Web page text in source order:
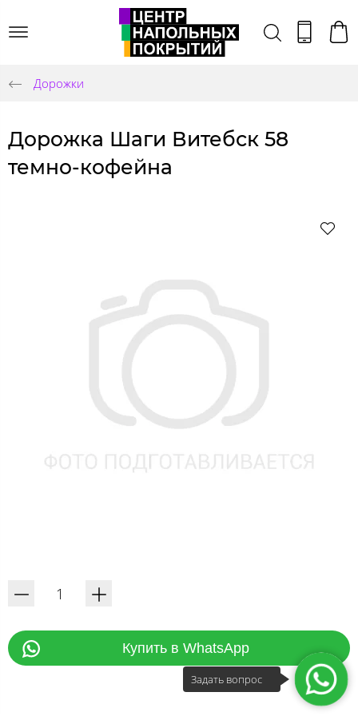
Дорожки
Дорожка Шаги Витебск 58
темно-кофейна
Купить в WhatsApp
Задать вопрос